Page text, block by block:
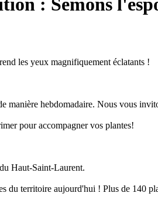
les yeux magnifiquement éclatants !
hebdomadaire. Nous vous
pour accompagner vos plantes!
Haut-Saint-Laurent.
du territoire aujourd'hui ! Plus de 140